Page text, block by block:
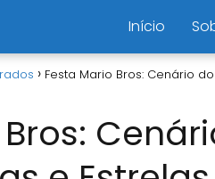
Início
Festa Mario Bros: Cenário